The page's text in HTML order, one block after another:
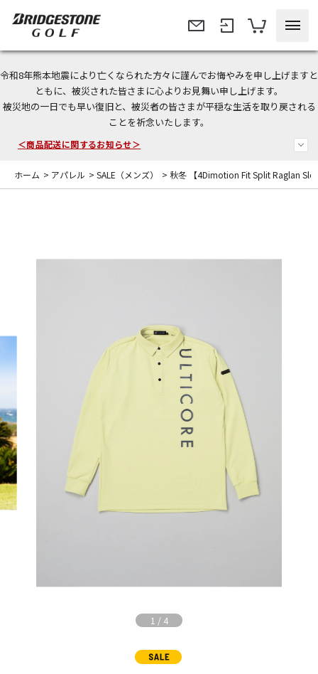
令和8年熊本地震により亡くなられた方々に謹んでお悔やみを申し上げますと
ともに、被災された皆さまに心よりお見舞い申し上げます。
被災地の一日でも早い復旧と、被災者の皆さまが平穏な生活を取り戻される
ことを祈念いたします。
今なら新規会員登録で1,000円OFFクーポンプレゼント！
＜商品配送に関するお知らせ＞
＜夏季休暇中のご注文・発送・お問い合わせ＞
ホーム > アパレル > SALE（メンズ） > 秋冬 【4Dimotion Fit Split Raglan
1 / 4